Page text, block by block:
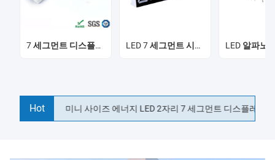
7 세그먼트 디스플레이를 이끌었습니다 LED 7 세그먼트 시계 디스플레이
Hot 미니 사이즈 에너지 LED 2자리 7 세그먼트 디스플레이